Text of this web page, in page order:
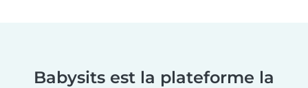
Babysits est la plateforme la